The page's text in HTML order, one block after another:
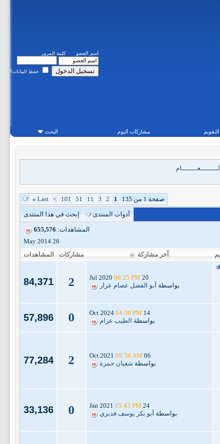
اسم العضو كلمة المرور
حفظ البيانات؟
التقويم مشاركات اليوم البحث
صفحة 1 من 135 1
2
3
11
51
101
>
Last
»
أدوات المنتدى إبحث في هذا المنتدى
المشاهدات: 655,576
26 May 2014
آخر مشاركة مشاركات المشاهدات
20 Jul 2020
06:25 PM
بواسطة أبو الفضل عصام عرار 2
84,371
14 Oct 2024
04:30 PM
بواسطة الطيب عزام 0
57,896
06 Oct 2021
09:56 AM
بواسطة شعبان حمزة 2
77,284
24 Jan 2021
05:43 PM
بواسطة أبو بكر يوسف قديري 0
33,136